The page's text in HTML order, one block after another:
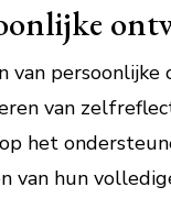
van
van
het
van hun